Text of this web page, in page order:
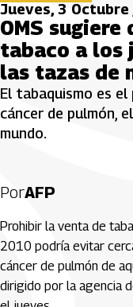
Jueves, 3 Octubre
OMS sugiere
tabaco a los
las tazas de
El tabaquismo es
cáncer de pulmón,
mundo.
PorAFP
Prohibir la venta de
2010 podría evitar
cáncer de pulmón de
dirigido por la agencia